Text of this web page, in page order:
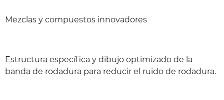
Mezclas y compuestos innovadores
Estructura específica y dibujo optimizado de la
banda de rodadura para reducir el ruido de rodadura.